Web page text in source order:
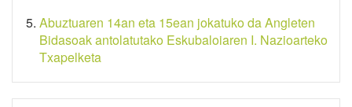
Abuztuaren 14an eta 15ean jokatuko da Angleten
Bidasoak antolatutako Eskubaloiaren I. Nazioarteko
Txapelketa